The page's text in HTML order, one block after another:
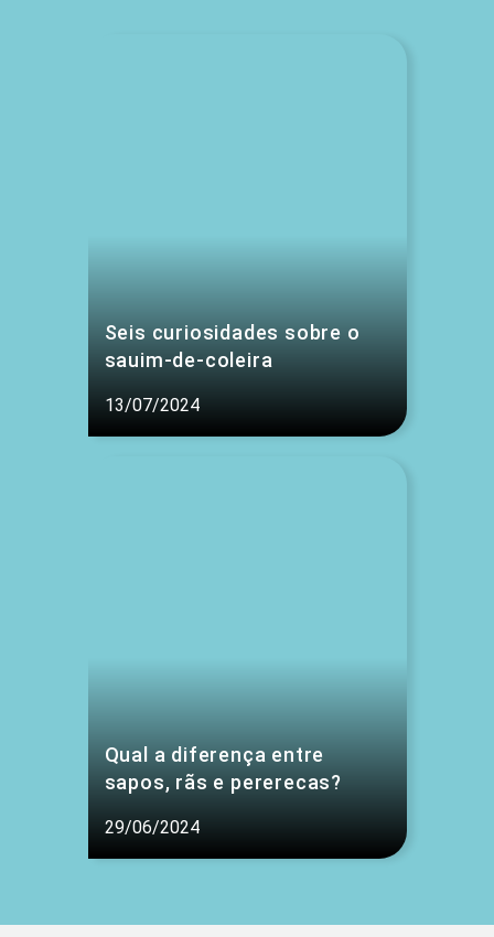
Seis curiosidades sobre o
sauim-de-coleira
13/07/2024
Qual a diferença entre
sapos, rãs e pererecas?
29/06/2024